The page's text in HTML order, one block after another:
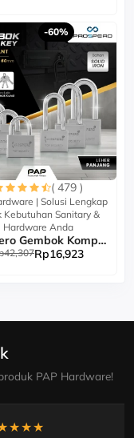
-60%
( 479 )
| Solusi Lengkap
Kebutuhan Sanitary &
Hardware Anda
Prospero Gembok Komp Key
Rp16,923
PAP Hardware!